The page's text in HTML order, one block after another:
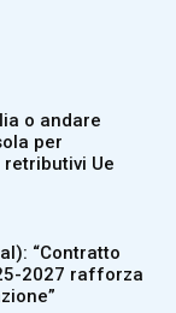
o andare
per
Ue
“Contratto
2027 rafforza